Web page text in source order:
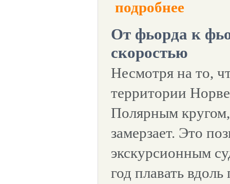
подробнее
От фьорда к
скоростью
Несмотря на то,
территории
Полярным
замерзает. Это
экскурсионным
год плавать